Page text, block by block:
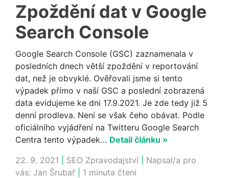
Zpoždění dat v Google
Search Console
Google Search Console (GSC) zaznamenala v
posledních dnech větší zpoždění v reportování
dat, než je obvyklé. Ověřovali jsme si tento
výpadek přímo v naší GSC a poslední zobrazená
data evidujeme ke dni 17.9.2021. Je zde tedy již 5
denní prodleva. Není se však čeho obávat. Podle
oficiálního vyjádření na Twitteru Google Search
Centra tento výpadek… Detail článku »
22. 9. 2021
SEO Zpravodajství
Napsal/a pro
vás: Jan Šrubař 1 minuta čtení